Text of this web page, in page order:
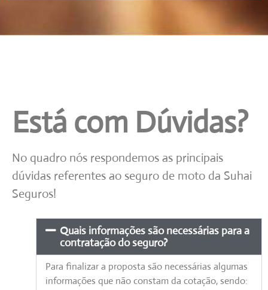
Está com Dúvidas?
No quadro nós respondemos as principais
dúvidas referentes ao seguro de moto da Suhai
Seguros!
Quais informações são necessárias para a
contratação do seguro?
Para finalizar a proposta são necessárias algumas
informações que não constam da cotação, sendo: